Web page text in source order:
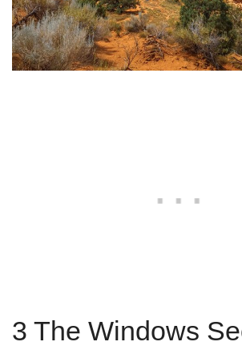
3 The Windows